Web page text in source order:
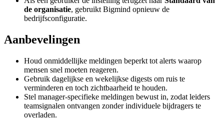
de organisatie, gebruikt Bigmind opnieuw de
bedrijfsconfiguratie.
Aanbevelingen
Houd onmiddellijke meldingen beperkt tot alerts waarop
mensen snel moeten reageren.
Gebruik dagelijkse en wekelijkse digests om ruis te
verminderen en toch zichtbaarheid te houden.
Stel manager-specifieke meldingen bewust in, zodat leiders
teamsignalen ontvangen zonder individuele bijdragers te
overladen.